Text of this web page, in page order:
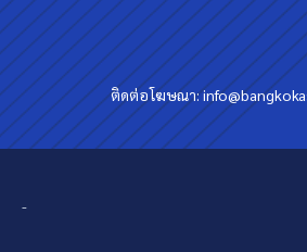
ติดต่อโฆษณา:
-